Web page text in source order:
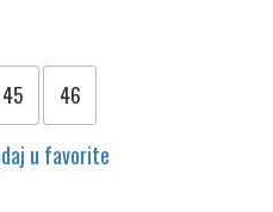
45 46
u favorite